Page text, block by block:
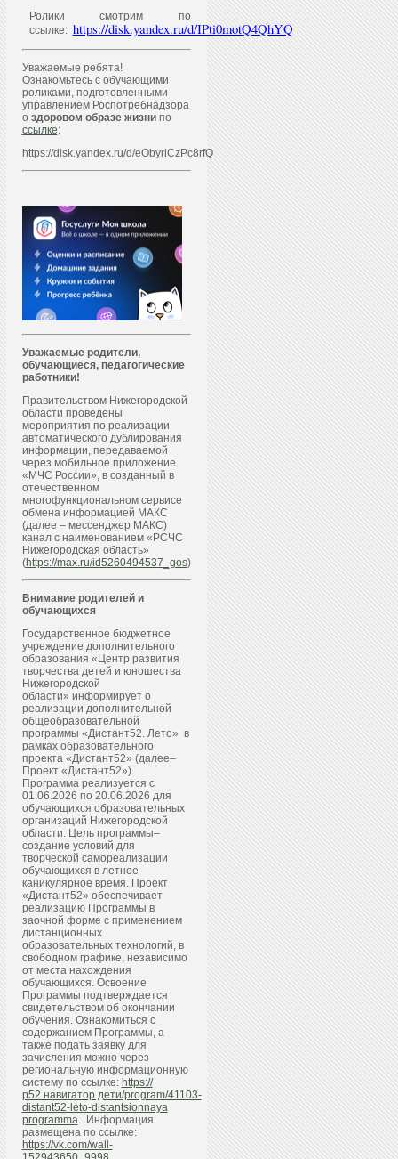
Ролики смотрим по
ссылке: https://disk.yandex.ru/d/IPti0motQ4QhYQ
Уважаемые ребята!
Ознакомьтесь с обучающими
роликами, подготовленными
управлением Роспотребнадзора
о здоровом образе жизнипо
ссылке:
https://disk.yandex.ru/d/eObyrlCzPc8rfQ
Уважаемые родители,
обучающиеся, педагогические
работники!
Правительством Нижегородской
области проведены
мероприятия по реализации
автоматического дублирования
информации, передаваемой
через мобильное приложение
«МЧС России», в созданный в
отечественном
многофункциональном сервисе
обмена информацией МАКС
(далее – мессенджер МАКС)
канал с наименованием «РСЧС
Нижегородская область»
(https://max.ru/id5260494537_gos)
Внимание родителей и
обучающихся
Государственное бюджетное
учреждение дополнительного
образования «Центр развития
творчества детей и юношества
Нижегородской
области» информирует о
реализации дополнительной
общеобразовательной
программы «Дистант52. Лето» в
рамках образовательного
проекта «Дистант52» (далее–
Проект «Дистант52»).
Программа реализуется с
01.06.2026 по 20.06.2026 для
обучающихся образовательных
организаций Нижегородской
области. Цель программы–
создание условий для
творческой самореализации
обучающихся в летнее
каникулярное время. Проект
«Дистант52» обеспечивает
реализацию Программы в
заочной форме с применением
дистанционных
образовательных технологий, в
свободном графике, независимо
от места нахождения
обучающихся. Освоение
Программы подтверждается
свидетельством об окончании
обучения. Ознакомиться с
содержанием Программы, а
также подать заявку для
зачисления можно через
региональную информационную
систему по ссылке: https://
р52.навигатор.дети/program/41103-
distant52-leto-distantsionnaya
programma. Информация
размещена по ссылке:
https://vk.com/wall-